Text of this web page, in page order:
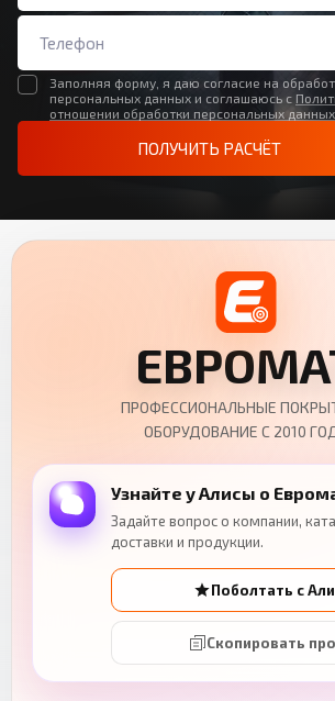
Заполняя форму, я даю согласие на
персональных данных и соглашаюсь с
отношении обработки персональных данных
ПОЛУЧИТЬ РАСЧЁТ
ПРОФЕССИОНАЛЬНЫЕ
ОБОРУДОВАНИЕ С 2010
Узнайте у Алисы о
Задайте вопрос о компании,
доставки и продукции.
Поболтать с
Скопировать